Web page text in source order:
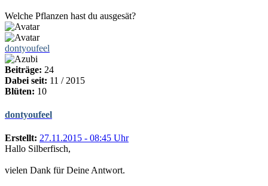
Welche Pflanzen hast du ausgesät?
dontyoufeel
Beiträge: 24
Dabei seit: 11 / 2015
Blüten: 10
dontyoufeel
Erstellt: 27.11.2015 - 08:45 Uhr
Hallo Silberfisch,
vielen Dank für Deine Antwort.